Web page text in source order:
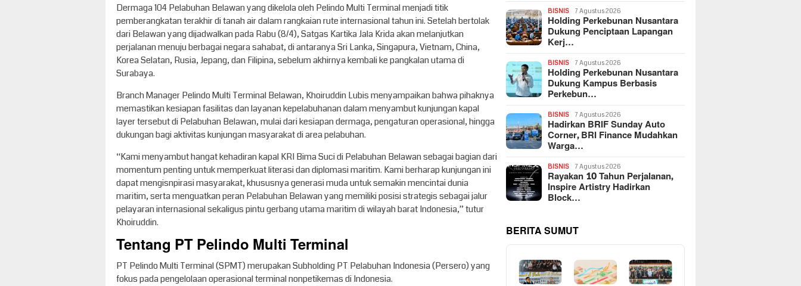
Dermaga 104 Pelabuhan Belawan yang dikelola oleh Pelindo Multi Terminal menjadi titik
pemberangkatan terakhir di tanah air dalam rangkaian rute internasional tahun ini. Setelah bertolak
dari Belawan yang dijadwalkan pada Rabu (8/4), Satgas Kartika Jala Krida akan melanjutkan
perjalanan menuju berbagai negara sahabat, di antaranya Sri Lanka, Singapura, Vietnam, China,
Korea Selatan, Rusia, Jepang, dan Filipina, sebelum akhirnya kembali ke pangkalan utama di
Surabaya.
Branch Manager Pelindo Multi Terminal Belawan, Khoiruddin Lubis menyampaikan bahwa pihaknya
memastikan kesiapan fasilitas dan layanan kepelabuhanan dalam menyambut kunjungan kapal
layer tersebut di Pelabuhan Belawan, mulai dari kesiapan dermaga, pengaturan operasional, hingga
dukungan bagi aktivitas kunjungan masyarakat di area pelabuhan.
“Kami menyambut hangat kehadiran kapal KRI Bima Suci di Pelabuhan Belawan sebagai bagian dari
momentum penting untuk memperkuat literasi dan diplomasi maritim. Kami berharap kunjungan ini
dapat mengisnpirasi masyarakat, khususnya generasi muda untuk semakin mencintai dunia
maritim, serta menguatkan peran Pelabuhan Belawan yang memiliki posisi strategis sebagai jalur
pelayaran internasional sekaligus pintu gerbang utama maritim di wilayah barat Indonesia,” tutur
Khoiruddin.
Tentang PT Pelindo Multi Terminal
PT Pelindo Multi Terminal (SPMT) merupakan Subholding PT Pelabuhan Indonesia (Persero) yang
fokus pada pengelolaan operasional terminal nonpetikemas di Indonesia.
BISNIS 7 Agustus 2026
Holding Perkebunan Nusantara
Dukung Penciptaan Lapangan
Kerj…
BISNIS 7 Agustus 2026
Holding Perkebunan Nusantara
Dukung Kampus Berbasis
Perkebun…
BISNIS 7 Agustus 2026
Hadirkan BRIF Sunday Auto
Corner, BRI Finance Mudahkan
Warga…
BISNIS 7 Agustus 2026
Rayakan 10 Tahun Perjalanan,
Inspire Artistry Hadirkan
Block…
BERITA SUMUT